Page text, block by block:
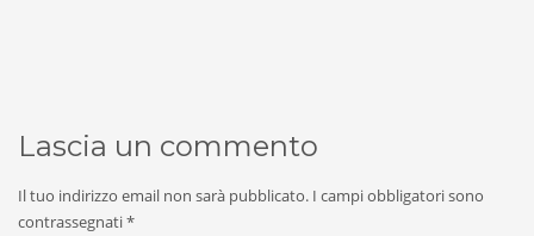
Lascia un commento
Il tuo indirizzo email non sarà pubblicato. I campi obbligatori sono
contrassegnati*